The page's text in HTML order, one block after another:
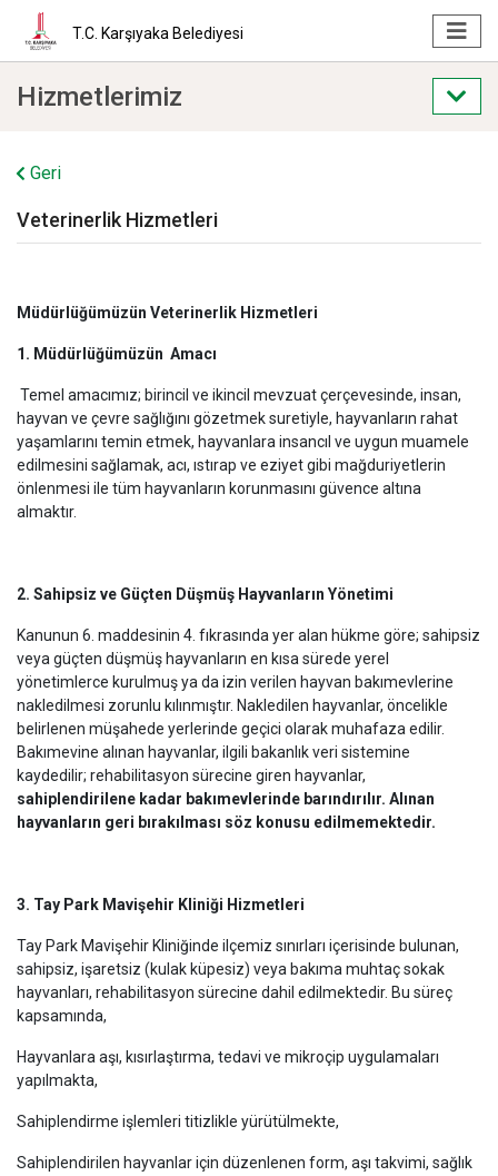
T.C. Karşıyaka Belediyesi
Hizmetlerimiz
Geri
Veterinerlik Hizmetleri
Müdürlüğümüzün Veterinerlik Hizmetleri
1. Müdürlüğümüzün Amacı
Temel amacımız; birincil ve ikincil mevzuat çerçevesinde, insan,
hayvan ve çevre sağlığını gözetmek suretiyle, hayvanların rahat
yaşamlarını temin etmek, hayvanlara insancıl ve uygun muamele
edilmesini sağlamak, acı, ıstırap ve eziyet gibi mağduriyetlerin
önlenmesi ile tüm hayvanların korunmasını güvence altına
almaktır.
2. Sahipsiz ve Güçten Düşmüş Hayvanların Yönetimi
Kanunun 6. maddesinin 4. fıkrasında yer alan hükme göre; sahipsiz
veya güçten düşmüş hayvanların en kısa sürede yerel
yönetimlerce kurulmuş ya da izin verilen hayvan bakımevlerine
nakledilmesi zorunlu kılınmıştır. Nakledilen hayvanlar, öncelikle
belirlenen müşahede yerlerinde geçici olarak muhafaza edilir.
Bakımevine alınan hayvanlar, ilgili bakanlık veri sistemine
kaydedilir; rehabilitasyon sürecine giren hayvanlar,
sahiplendirilene kadar bakımevlerinde barındırılır. Alınan
hayvanların geri bırakılması söz konusu edilmemektedir.
3. Tay Park Mavişehir Kliniği Hizmetleri
Tay Park Mavişehir Kliniğinde ilçemiz sınırları içerisinde bulunan,
sahipsiz, işaretsiz (kulak küpesiz) veya bakıma muhtaç sokak
hayvanları, rehabilitasyon sürecine dahil edilmektedir. Bu süreç
kapsamında,
Hayvanlara aşı, kısırlaştırma, tedavi ve mikroçip uygulamaları
yapılmakta,
Sahiplendirme işlemleri titizlikle yürütülmekte,
Sahiplendirilen hayvanlar için düzenlenen form, aşı takvimi, sağlık